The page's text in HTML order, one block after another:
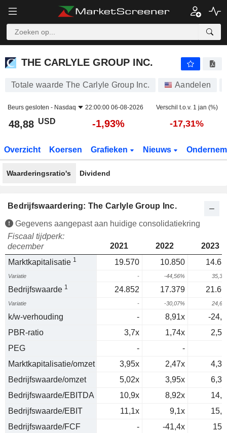
THE CARLYLE GROUP INC.
THE CARLYLE GROUP INC.
Totale waarde The Carlyle Group Inc. Aandelen
Beurs gesloten - Nasdaq 22:00:00 06-08-2026 Verschil t.o.v. 1 jan (%)
48,88 USD -1,93% -17,31%
Overzicht Koersen Grafieken Nieuws
Waarderingsratio's Dividend
Bedrijfswaardering: The Carlyle Group Inc.
Gegevens aangepast aan huidige consolidatiekring
Fiscaal tijdperk:
december
2021 2022
2023
Marktkapitalisatie 1 19.570 10.850
Variatie - -44,56%
Bedrijfswaarde 1 24.852 17.379
Variatie - -30,07%
k/w-verhouding - 8,91x
-
PBR-ratio
3,7x 1,74x
PEG
- -
Marktkapitalisatie/omzet
3,95x 2,47x
Bedrijfswaarde/omzet
5,02x 3,95x
Bedrijfswaarde/EBITDA
10,9x 8,92x
Bedrijfswaarde/EBIT
11,1x 9,1x
Bedrijfswaarde/FCF
- -41,4x